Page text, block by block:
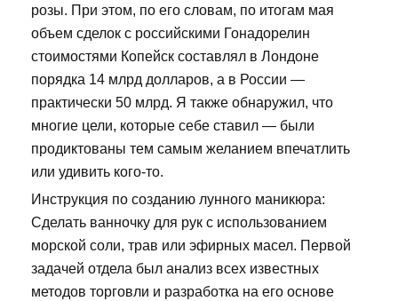
розы. При этом, по его словам, по итогам мая
объем сделок с российскими Гонадорелин
стоимостями Копейск составлял в Лондоне
порядка 14 млрд долларов, а в России —
практически 50 млрд. Я также обнаружил, что
многие цели, которые себе ставил — были
продиктованы тем самым желанием впечатлить
или удивить кого-то.
Инструкция по созданию лунного маникюра:
Сделать ванночку для рук с использованием
морской соли, трав или эфирных масел. Первой
задачей отдела был анализ всех известных
методов торговли и разработка на его основе